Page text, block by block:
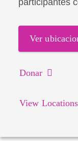
participantes
Ver
Donar
View Locations